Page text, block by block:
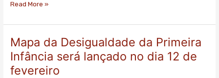
Read More »
Mapa da Desigualdade da Primeira
Infância será lançado no dia 12 de
fevereiro
Mapa
da
Desigualdade
da